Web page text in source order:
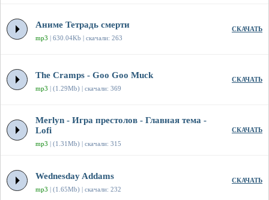
Аниме Тетрадь смерти
mp3 | 630.04Kb | скачали: 263
СКАЧАТЬ
The Cramps - Goo Goo Muck
mp3 | (1.29Mb) | скачали: 369
СКАЧАТЬ
Merlyn - Игра престолов - Главная тема -
Lofi
mp3 | (1.31Mb) | скачали: 315
СКАЧАТЬ
Wednesday Addams
mp3 | (1.65Mb) | скачали: 232
СКАЧАТЬ